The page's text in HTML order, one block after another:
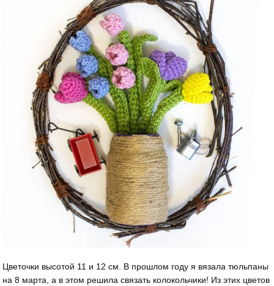
Цветочки высотой 11 и 12 см. В прошлом году я вязала тюльпаны
на 8 марта, а в этом решила связать колокольчики! Из этих цветов